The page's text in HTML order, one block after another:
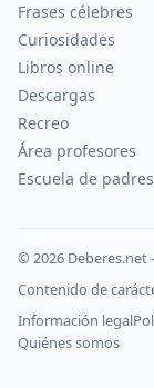
Frases célebres
Curiosidades
Libros online
Descargas
Recreo
Área profesores
Escuela de padres
© 2026 Deberes.net
Contenido de
Información legal
Quiénes somos